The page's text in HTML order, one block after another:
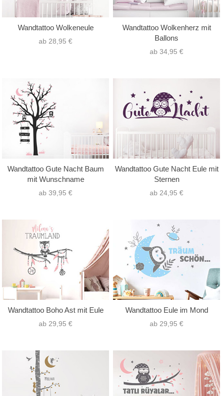
Wandtattoo Wolkeneule
ab 28,95 €
Wandtattoo Wolkenherz mit
Ballons
ab 34,95 €
Wandtattoo Gute Nacht Baum
mit Wunschname
ab 39,95 €
Wandtattoo Gute Nacht Eule mit
Sternen
ab 24,95 €
Wandtattoo Boho Ast mit Eule
ab 29,95 €
Wandtattoo Eule im Mond
ab 29,95 €